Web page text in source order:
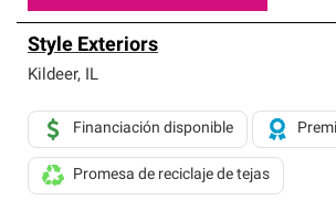
Style Exteriors
Kildeer, IL
Financiación disponible
Promesa de reciclaje de tejas